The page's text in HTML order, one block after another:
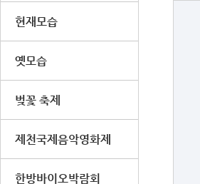
현재모습
옛모습
벚꽃 축제
제천국제음악영화제
한방바이오박람회